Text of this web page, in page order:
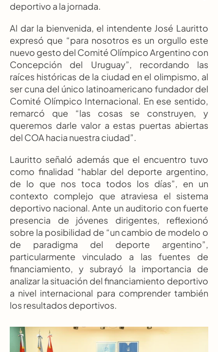
deportivo a la jornada.
Al dar la bienvenida, el intendente José Lauritto
expresó que “para nosotros es un orgullo este
nuevo gesto del Comité Olímpico Argentino con
Concepción del Uruguay”, recordando las
raíces históricas de la ciudad en el olimpismo, al
ser cuna del único latinoamericano fundador del
Comité Olímpico Internacional. En ese sentido,
remarcó que “las cosas se construyen, y
queremos darle valor a estas puertas abiertas
del COA hacia nuestra ciudad”.
Lauritto señaló además que el encuentro tuvo
como finalidad “hablar del deporte argentino,
de lo que nos toca todos los días”, en un
contexto complejo que atraviesa el sistema
deportivo nacional. Ante un auditorio con fuerte
presencia de jóvenes dirigentes, reflexionó
sobre la posibilidad de “un cambio de modelo o
de paradigma del deporte argentino”,
particularmente vinculado a las fuentes de
financiamiento, y subrayó la importancia de
analizar la situación del financiamiento deportivo
a nivel internacional para comprender también
los resultados deportivos.